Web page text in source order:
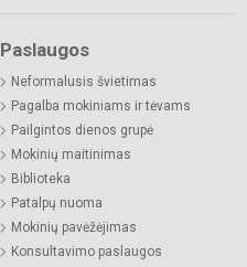
Paslaugos
Neformalusis švietimas
Pagalba mokiniams ir tėvams
Pailgintos dienos grupė
Mokinių maitinimas
Biblioteka
Patalpų nuoma
Mokinių pavėžėjimas
Konsultavimo paslaugos